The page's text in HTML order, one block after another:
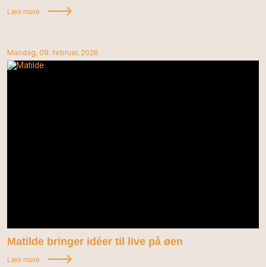
Læs mere
Mandag, 09. februar, 2026
Matilde bringer idéer til live på øen
Læs mere